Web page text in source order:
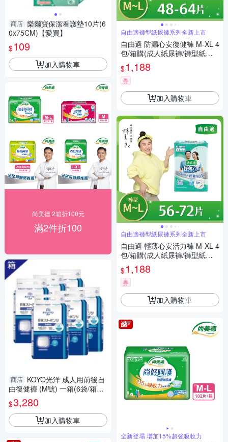
商店 樂爾寶保潔看護墊10片(6
0x75CM)【愛買】
$109
加入購物車
尚美德 2箱折100元
滿2件折100
商店 KOYO光洋 成人用前後自
由復健褲 (M號) 一箱(6袋/箱，
共108片)
$3,280
加入購物車
自由適褲型紙尿褲系列全新上市
自由適 防漏心安復健褲 M-XL 4
包/箱購(成人紙尿褲/褲型紙尿
褲)
$1,188
券
加入購物車
自由適褲型紙尿褲系列全新上市
自由適 輕薄心安活力褲 M-XL 4
包/箱購(成人紙尿褲/褲型紙尿
褲)
$1,188
券
加入購物車
全新登場 增加15%超強吸收力